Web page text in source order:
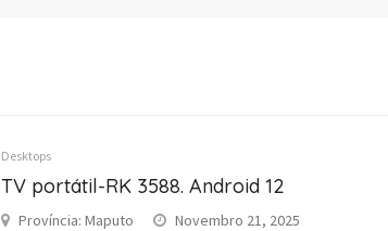
Desktops
TV portátil-RK 3588. Android 12
Província: Maputo Novembro 21, 2025